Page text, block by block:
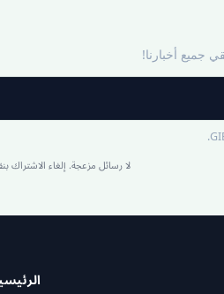
جميع أخبارنا!
لا رسائل مزعجة. إلغاء الاشتراك